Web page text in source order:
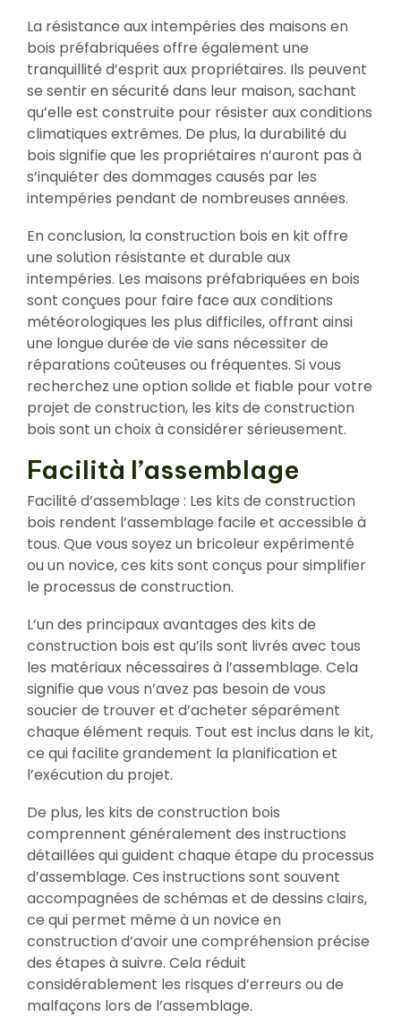
La résistance aux intempéries des maisons en
bois préfabriquées offre également une
tranquillité d’esprit aux propriétaires. Ils peuvent
se sentir en sécurité dans leur maison, sachant
qu’elle est construite pour résister aux conditions
climatiques extrêmes. De plus, la durabilité du
bois signifie que les propriétaires n’auront pas à
s’inquiéter des dommages causés par les
intempéries pendant de nombreuses années.
En conclusion, la construction bois en kit offre
une solution résistante et durable aux
intempéries. Les maisons préfabriquées en bois
sont conçues pour faire face aux conditions
météorologiques les plus difficiles, offrant ainsi
une longue durée de vie sans nécessiter de
réparations coûteuses ou fréquentes. Si vous
recherchez une option solide et fiable pour votre
projet de construction, les kits de construction
bois sont un choix à considérer sérieusement.
Facilità l’assemblage
Facilité d’assemblage : Les kits de construction
bois rendent l’assemblage facile et accessible à
tous. Que vous soyez un bricoleur expérimenté
ou un novice, ces kits sont conçus pour simplifier
le processus de construction.
L’un des principaux avantages des kits de
construction bois est qu’ils sont livrés avec tous
les matériaux nécessaires à l’assemblage. Cela
signifie que vous n’avez pas besoin de vous
soucier de trouver et d’acheter séparément
chaque élément requis. Tout est inclus dans le kit,
ce qui facilite grandement la planification et
l’exécution du projet.
De plus, les kits de construction bois
comprennent généralement des instructions
détaillées qui guident chaque étape du processus
d’assemblage. Ces instructions sont souvent
accompagnées de schémas et de dessins clairs,
ce qui permet même à un novice en
construction d’avoir une compréhension précise
des étapes à suivre. Cela réduit
considérablement les risques d’erreurs ou de
malfaçons lors de l’assemblage.